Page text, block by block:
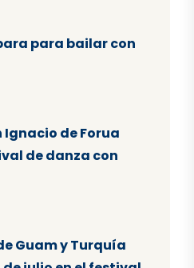
para bailar con
Ignacio de Forua
de danza con
Guam y Turquía